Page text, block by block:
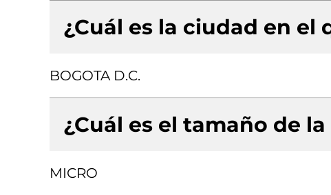
¿Cuál es la ciudad en el
BOGOTA D.C.
¿Cuál es el tamaño de
MICRO